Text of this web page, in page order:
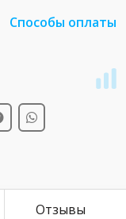
Способы оплаты
Отзывы